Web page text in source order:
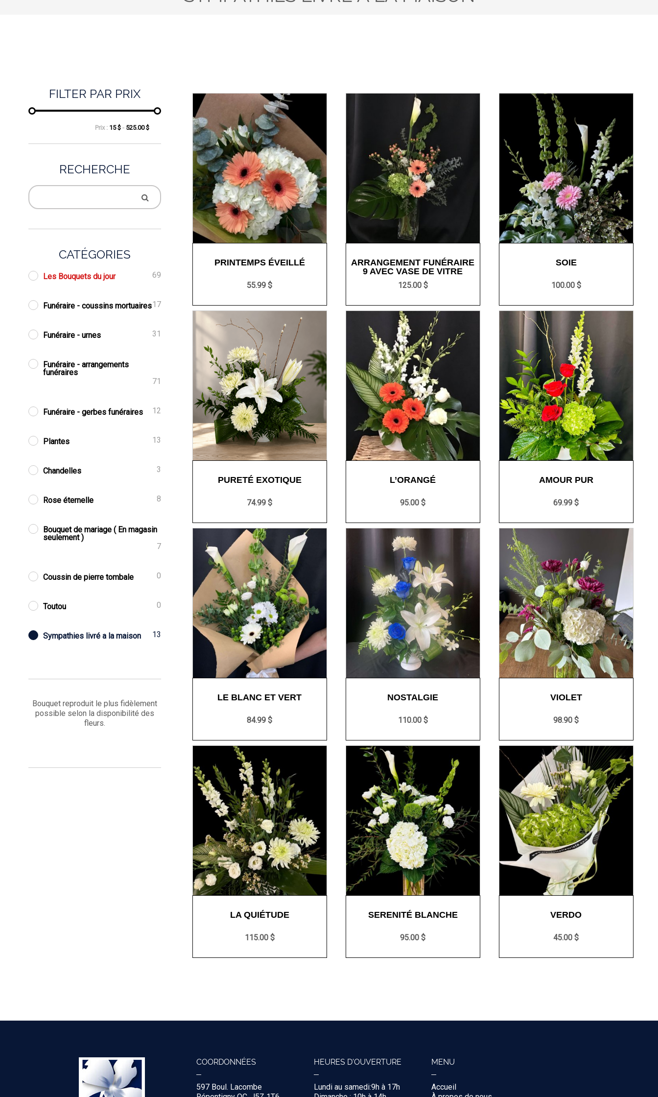
FILTER PAR PRIX
Prix : 15 $- 525.00 $
RECHERCHE
CATÉGORIES
Les Bouquets du jour 69
Funéraire - coussins mortuaires17
Funéraire - urnes 31
Funéraire - arrangements
funéraires
71
Funéraire - gerbes funéraires 12
Plantes 13
Chandelles 3
Rose éternelle 8
Bouquet de mariage ( En magasin
seulement )
7
Coussin de pierre tombale 0
Toutou 0
Sympathies livré a la maison 13
Bouquet reproduit le plus fidèlement
possible selon la disponibilité des
fleurs.
PRINTEMPS ÉVEILLÉ
55.99 $
ARRANGEMENT FUNÉRAIRE
9 AVEC VASE DE VITRE
125.00 $
SOIE
100.00 $
PURETÉ EXOTIQUE
74.99 $
L’ORANGÉ
95.00 $
AMOUR PUR
69.99 $
LE BLANC ET VERT
84.99 $
NOSTALGIE
110.00 $
VIOLET
98.90 $
LA QUIÉTUDE
115.00 $
SERENITÉ BLANCHE
95.00 $
VERDO
45.00 $
COORDONNÉES
597 Boul. Lacombe
HEURES D'OUVERTURE
Lundi au samedi:9h à 17h
MENU
Accueil